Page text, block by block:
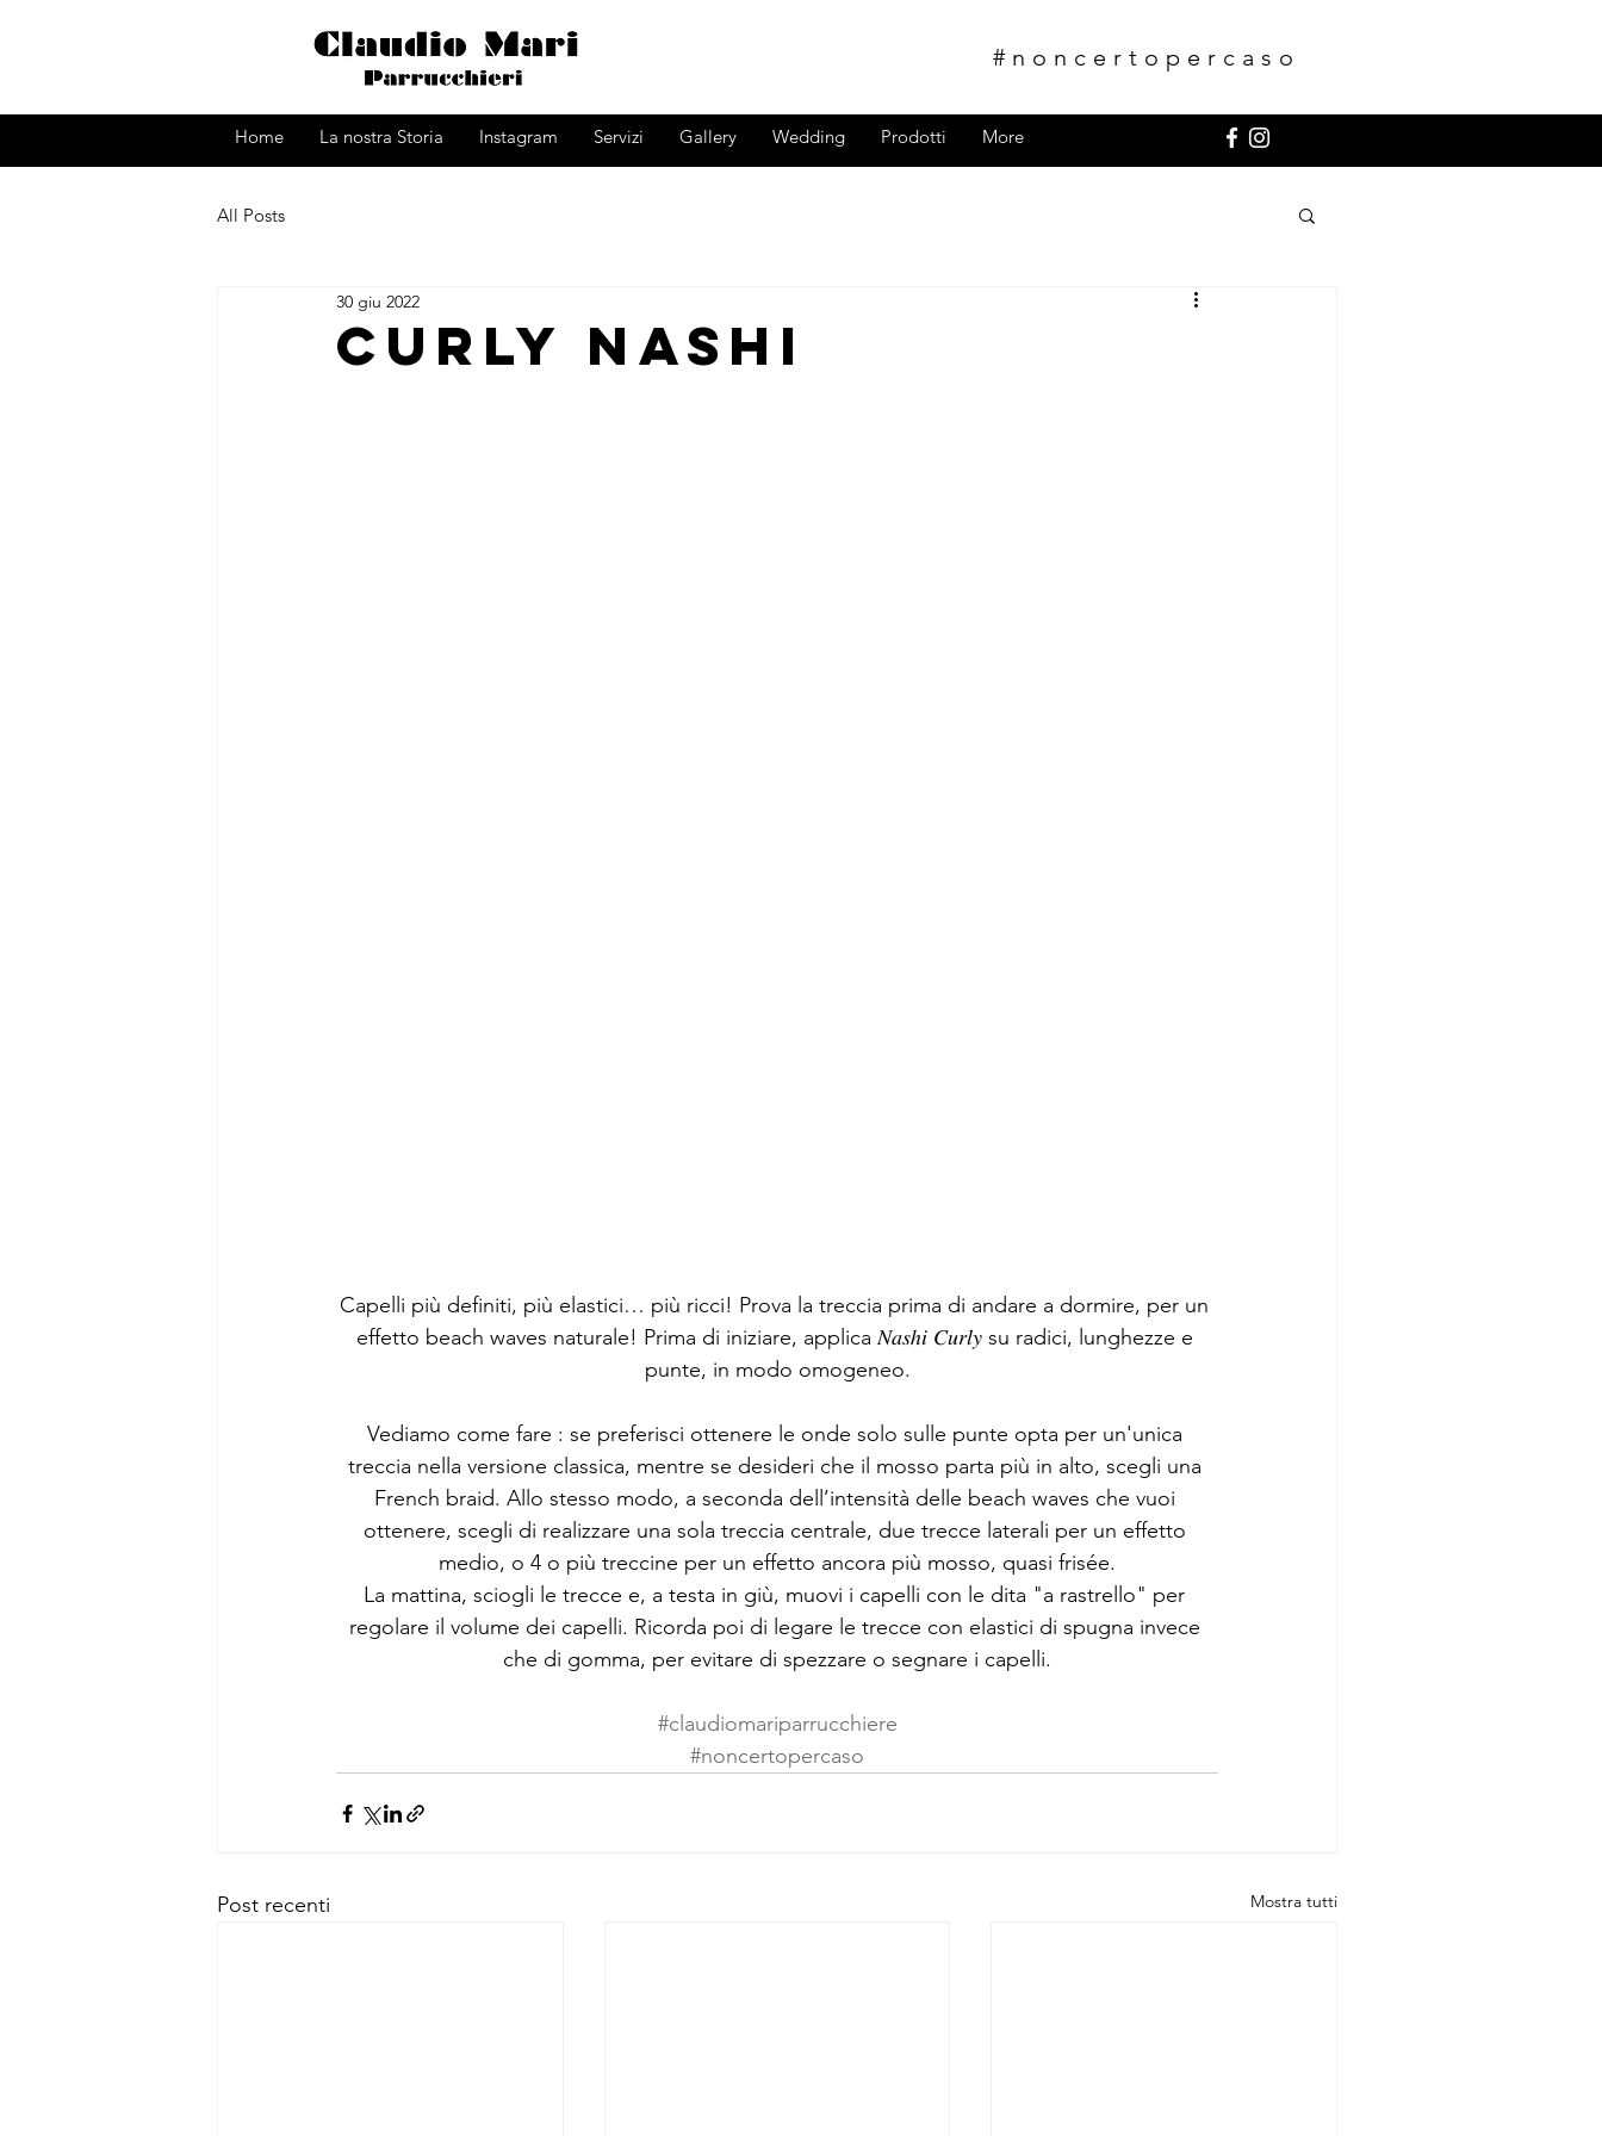
#noncertopercaso
Home La nostra Storia Instagram Servizi Gallery Wedding Prodotti More
All Posts
Curly nashi
30 giu 2022
Capelli più definiti, più elastici… più ricci! Prova la treccia prima di andare a dormire, per un
effetto beach waves naturale! Prima di iniziare, applica 𝑁𝑎𝑠ℎ𝑖 𝐶𝑢𝑟𝑙𝑦 su radici, lunghezze e
punte, in modo omogeneo.
Vediamo come fare : se preferisci ottenere le onde solo sulle punte opta per un'unica
treccia nella versione classica, mentre se desideri che il mosso parta più in alto, scegli una
French braid. Allo stesso modo, a seconda dell’intensità delle beach waves che vuoi
ottenere, scegli di realizzare una sola treccia centrale, due trecce laterali per un effetto
medio, o 4 o più treccine per un effetto ancora più mosso, quasi frisée.
La mattina, sciogli le trecce e, a testa in giù, muovi i capelli con le dita "a rastrello" per
regolare il volume dei capelli. Ricorda poi di legare le trecce con elastici di spugna invece
che di gomma, per evitare di spezzare o segnare i capelli.
#claudiomariparrucchiere
#noncertopercaso
Post recenti Mostra tutti